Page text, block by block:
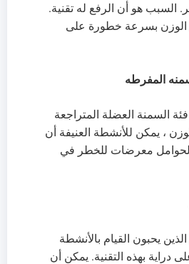
السبب هو أن الرفع له تقنية.
بسرعة خطورة على
المفرطه
السمنة العضلة المتراجعة
، يمكن للأنشطة العنيفة أن
الحوامل معرضات للخطر في
يحبون القيام بالأنشطة
دراية بهذه التقنية. يمكن أن